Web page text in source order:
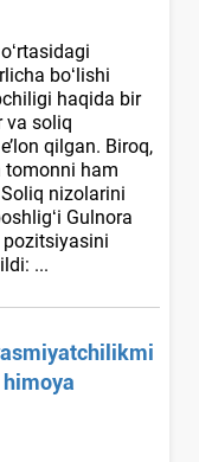
boʻlishi
haqida bir
va soliq
qilgan. Biroq,
tomonni ham
nizolarini
Gulnora
pozitsiyasini
...